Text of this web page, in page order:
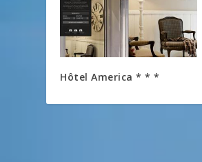
Hôtel America * * *